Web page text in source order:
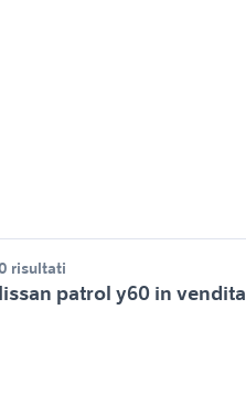
risultati
patrol y60 in vendita